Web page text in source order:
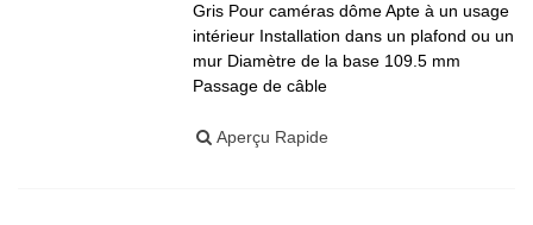
Gris Pour caméras dôme Apte à un usage
intérieur Installation dans un plafond ou un
mur Diamètre de la base 109.5 mm
Passage de câble
Aperçu Rapide